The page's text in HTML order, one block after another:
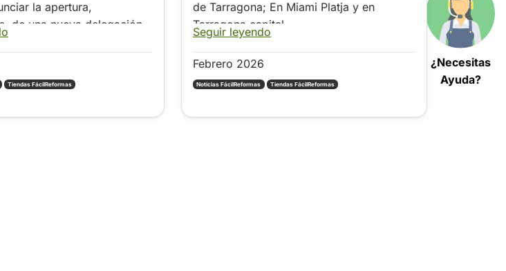
¿Necesitas
Ayuda?
la apertura,
de una nueva delegación
Tiendas FácilReformas
de Tarragona; En Miami Platja y en
Tarragona capital.
Seguir leyendo
Febrero 2026
Noticias FácilReformas Tiendas FácilReformas